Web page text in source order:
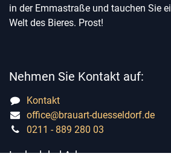
in der Emmastraße und tauchen Sie
Welt des Bieres. Prost!
Nehmen Sie Kontakt auf:
Kontakt
office@brauart-duesseldorf.de
0211 - 889 280 03
Ladenlokal Adresse: